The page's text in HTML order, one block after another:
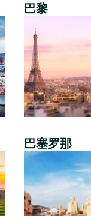
巴黎
巴塞罗那